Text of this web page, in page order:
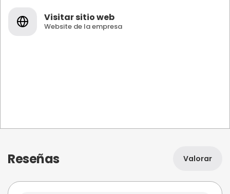
Visitar sitio web
Website de la empresa
Reseñas Valorar